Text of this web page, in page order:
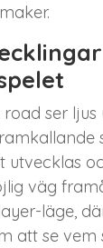
ser ljus
utvecklas
väg
läge,
att se vem